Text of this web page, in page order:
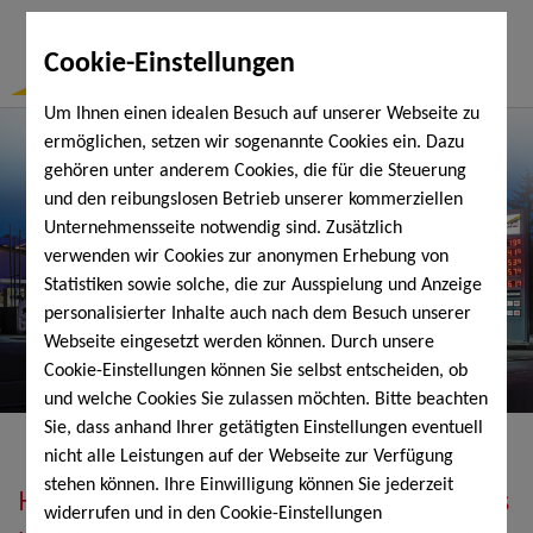
Cookie-Einstellungen
Um Ihnen einen idealen Besuch auf unserer Webseite zu
ermöglichen, setzen wir sogenannte Cookies ein. Dazu
gehören unter anderem Cookies, die für die Steuerung
und den reibungslosen Betrieb unserer kommerziellen
Unternehmensseite notwendig sind. Zusätzlich
verwenden wir Cookies zur anonymen Erhebung von
Statistiken sowie solche, die zur Ausspielung und Anzeige
personalisierter Inhalte auch nach dem Besuch unserer
Webseite eingesetzt werden können. Durch unsere
Cookie-Einstellungen können Sie selbst entscheiden, ob
und welche Cookies Sie zulassen möchten. Bitte beachten
Sie, dass anhand Ihrer getätigten Einstellungen eventuell
nicht alle Leistungen auf der Webseite zur Verfügung
stehen können. Ihre Einwilligung können Sie jederzeit
widerrufen und in den Cookie-Einstellungen
Heizöl, Diesel, Schmierstoffe, Holzpellets